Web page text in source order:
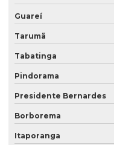
Guareí
Tarumã
Tabatinga
Pindorama
Presidente Bernardes
Borborema
Itaporanga